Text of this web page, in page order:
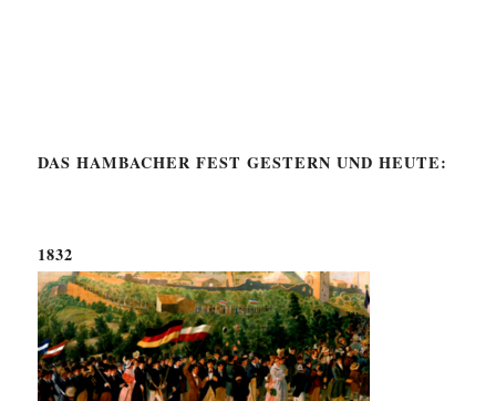
DAS HAMBACHER FEST GESTERN UND HEUTE:
1832